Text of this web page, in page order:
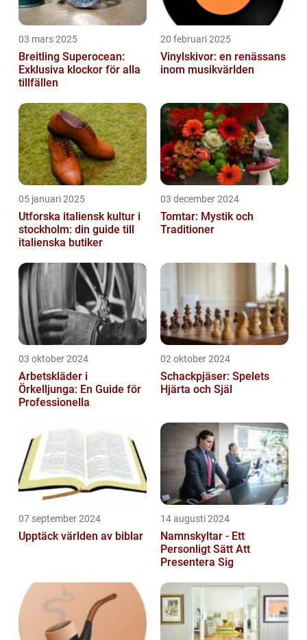
03 mars 2025
Breitling Superocean:
Exklusiva klockor för alla
tillfällen
20 februari 2025
Vinylskivor: en renässans
inom musikvärlden
05 januari 2025
Utforska italiensk kultur i
stockholm: din guide till
italienska butiker
03 december 2024
Tomtar: Mystik och
Traditioner
03 oktober 2024
Arbetskläder i
Örkelljunga: En Guide för
Professionella
02 oktober 2024
Schackpjäser: Spelets
Hjärta och Själ
07 september 2024
Upptäck världen av biblar
14 augusti 2024
Namnskyltar - Ett
Personligt Sätt Att
Presentera Sig